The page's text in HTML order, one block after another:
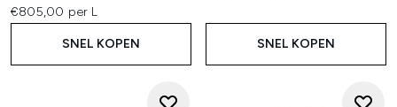
€805,00 per L
SNEL KOPEN SNEL KOPEN